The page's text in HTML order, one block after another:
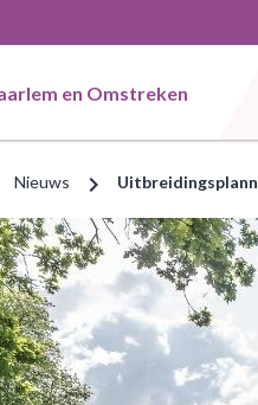
en Omstreken
Nieuws chevron_right